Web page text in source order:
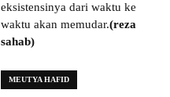
eksistensinya dari waktu ke
waktu akan memudar.(reza
sahab)
MEUTYA HAFID